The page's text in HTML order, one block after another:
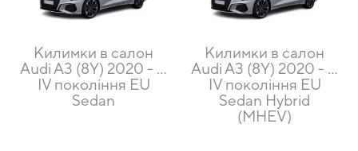
Килимки в салон
Audi A3 (8Y) 2020 - ...
IV покоління EU
Sedan
Килимки в салон
Audi A3 (8Y) 2020 - ...
IV покоління EU
Sedan Hybrid
(MHEV)